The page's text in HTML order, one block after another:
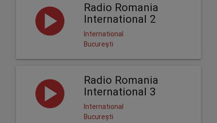
Radio Romania
International 2
International
București
Radio Romania
International 3
International
București